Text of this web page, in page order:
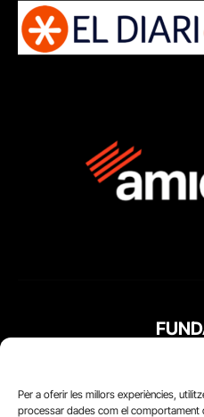
Per a oferir les millors experiències,
processar dades com el comportament